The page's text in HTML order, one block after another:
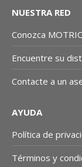
NUESTRA RED
Conozca
Encuentre su
Contacte a un
AYUDA
Política de
Términos y